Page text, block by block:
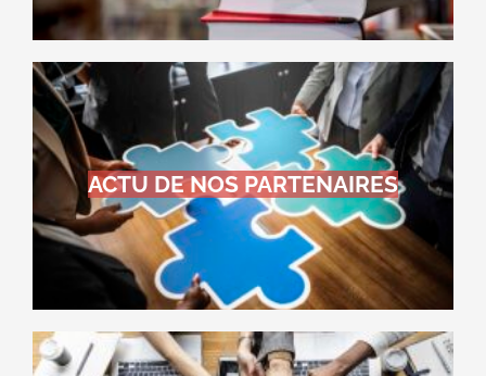
ACTU DE NOS PARTENAIRES